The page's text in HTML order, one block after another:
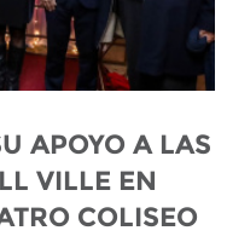
APOYO A LAS
VILLE EN
COLISEO